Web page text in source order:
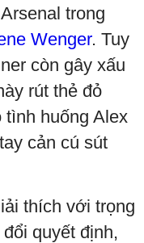
trong
Wenger. Tuy
còn gây xấu
rút thẻ đỏ
tình huống Alex
cản cú sút
thích với trọng
quyết định,